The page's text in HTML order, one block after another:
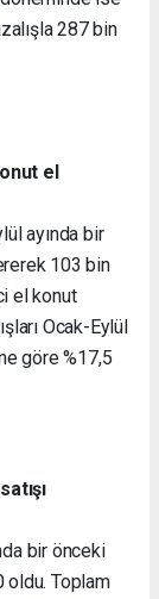
287 bin
el
ayında bir
103 bin
el konut
Ocak-Eylül
göre %17,5
bir önceki
oldu. Toplam